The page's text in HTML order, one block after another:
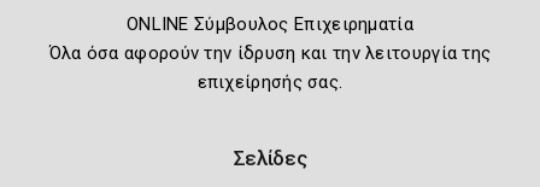
ONLINE Σύμβουλος Επιχειρηματία
Όλα όσα αφορούν την ίδρυση και την λειτουργία της
επιχείρησής σας.
Σελίδες